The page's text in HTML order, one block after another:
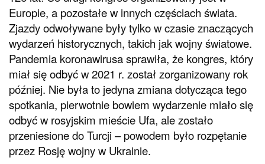
Europie, a pozostałe w innych częściach świata.
Zjazdy odwoływane były tylko w czasie znaczących
wydarzeń historycznych, takich jak wojny światowe.
Pandemia koronawirusa sprawiła, że kongres, który
miał się odbyć w 2021 r. został zorganizowany rok
później. Nie była to jedyna zmiana dotycząca tego
spotkania, pierwotnie bowiem wydarzenie miało się
odbyć w rosyjskim mieście Ufa, ale zostało
przeniesione do Turcji – powodem było rozpętanie
przez Rosję wojny w Ukrainie.